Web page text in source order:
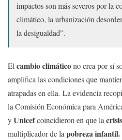
impactos son más severos por la
climático, la urbanización
la desigualdad”.
El cambio climáticono crea por sí
amplifica las condiciones que
atrapadas en ella. La evidencia
la Comisión Económica para
yUnicefcoincidieron en que la
multiplicador de la pobreza infantil.